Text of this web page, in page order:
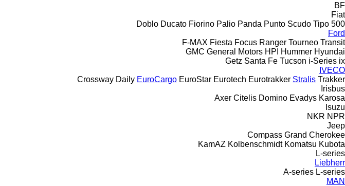
BF
Fiat
500
Doblo Ducato Fiorino Palio Panda Punto Scudo Tipo
Ford
F-MAX Fiesta Focus Ranger Tourneo Transit
GMC General Motors HPI Hummer Hyundai
Getz Santa Fe Tucson i-Series ix
IVECO
Crossway Daily EuroCargo EuroStar Eurotech Eurotrakker Stralis Trakker
Irisbus
Axer Citelis Domino Evadys Karosa
Isuzu
NKR NPR
Jeep
Compass Grand Cherokee
KamAZ Kolbenschmidt Komatsu Kubota
L-series
Liebherr
A-series L-series
MAN